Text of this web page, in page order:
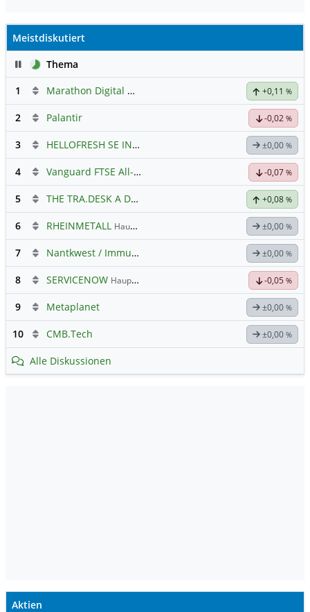
Meistdiskutiert
PauseThema
1
Marathon Digital Holdings +0,11 %
2 Palantir -0,02 %
3 HELLOFRESH SE INH O.N. ±0,00 %
4 Vanguard FTSE All-World ETF $ Cap Hauptdiskussion
-0,07 %
5 THE TRA.DESK A DL-,000001 +0,08 %
6 RHEINMETALL Hauptdiskussion ±0,00 %
7 Nantkwest / Immunitybio -> IBRX ±0,00 %
8 SERVICENOW Hauptdiskussion -0,05 %
9 Metaplanet ±0,00 %
10 CMB.Tech ±0,00 %
Alle Diskussionen
Aktien